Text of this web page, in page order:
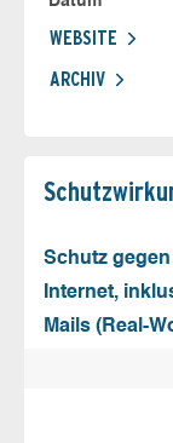
WEBSITE
ARCHIV
Schutz
Internet,
Mails (Real-